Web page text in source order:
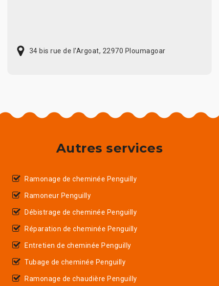
34 bis rue de l'Argoat, 22970 Ploumagoar
Autres services
Ramonage de cheminée Penguilly
Ramoneur Penguilly
Débistrage de cheminée Penguilly
Réparation de cheminée Penguilly
Entretien de cheminée Penguilly
Tubage de cheminée Penguilly
Ramonage de chaudière Penguilly